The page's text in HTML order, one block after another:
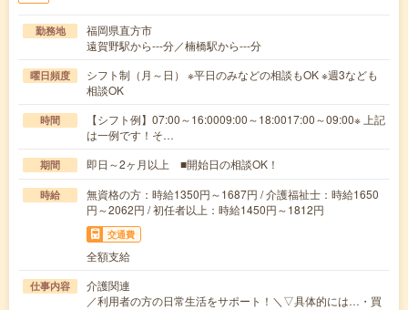
勤務地
福岡県直方市
遠賀野駅から---分／楠橋駅から---分
曜日頻度
シフト制（月～日） ※平日のみなどの相談もOK ※週3なども
相談OK
時間
【シフト例】07:00～16:0009:00～18:0017:00～09:00※ 上記
は一例です！そ…
期間 即日～2ヶ月以上 ■開始日の相談OK！
時給
無資格の方：時給1350円～1687円 / 介護福祉士：時給1650
円～2062円 / 初任者以上：時給1450円～1812円
交通費
全額支給
仕事内容
介護関連
／利用者の方の日常生活をサポート！＼▽具体的には…・買